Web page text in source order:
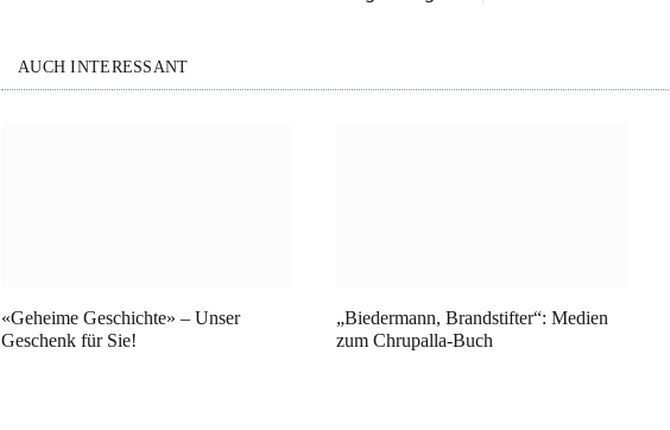
AUCH INTERESSANT
«Geheime Geschichte» – Unser
Geschenk für Sie!
„Biedermann, Brandstifter“: Medien
zum Chrupalla-Buch